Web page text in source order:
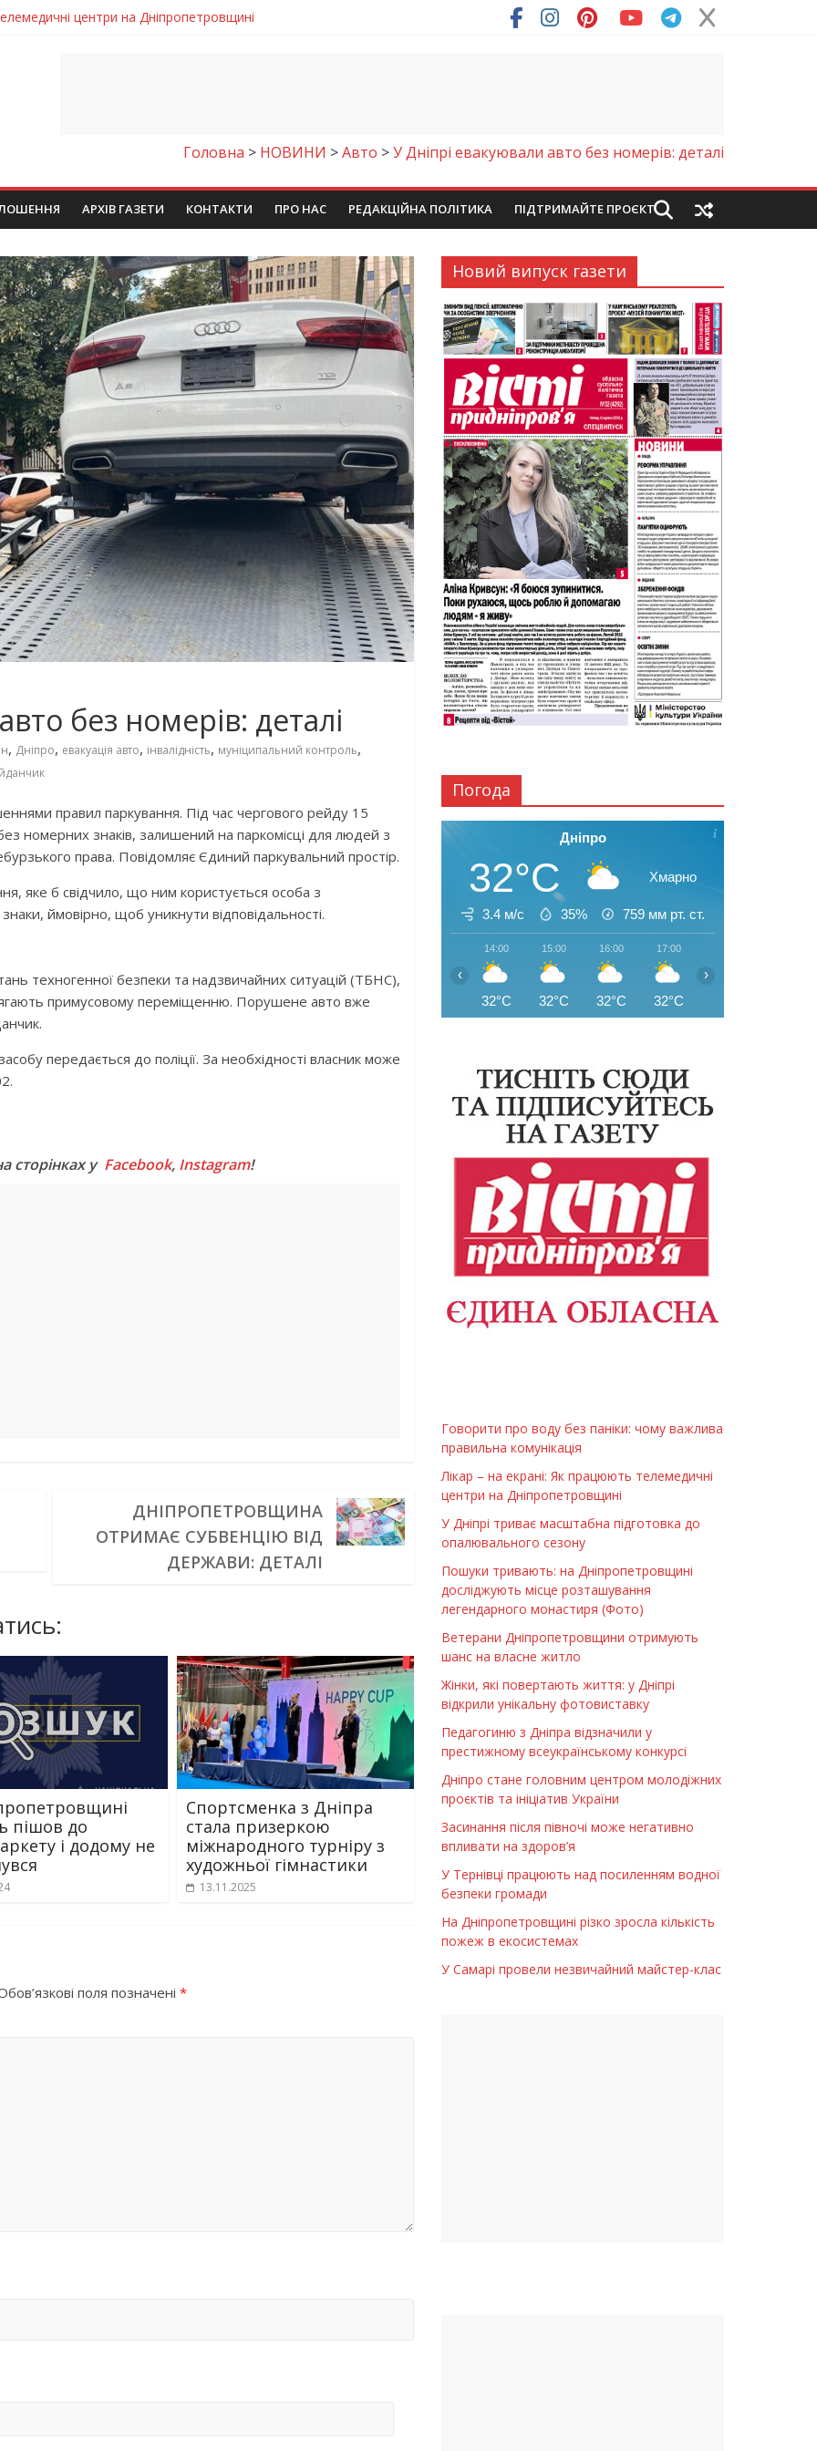
центри на Дніпропетровщині
досліджують місце розташування легендарного монастиря (Фото)
шанс на власне житло
важлива правильна комунікація
Головна > НОВИНИ >Авто >У Дніпрі евакуювали авто без номерів: деталі
АРХІВ ГАЗЕТИ КОНТАКТИ ПРО НАС РЕДАКЦІЙНА ПОЛІТИКА ПІДТРИМАЙТЕ ПРОЄКТ
без номерів: деталі
, Дніпро, евакуація авто, інвалідність, муніципальний контроль,
правил паркування. Під час чергового рейду 15
номерних знаків, залишений на паркомісці для людей з
права. Повідомляє Єдиний паркувальний простір.
яке б свідчило, що ним користується особа з
ймовірно, щоб уникнути відповідальності.
техногенної безпеки та надзвичайних ситуацій (ТБНС),
примусовому переміщенню. Порушене авто вже
передається до поліції. За необхідності власник може
сторінках у Facebook, Instagram!
ДНІПРОПЕТРОВЩИНА
ОТРИМАЄ СУБВЕНЦІЮ ВІД
ДЕРЖАВИ: ДЕТАЛІ
пішов до
і додому не
Спортсменка з Дніпра
стала призеркою
міжнародного турніру з
художньої гімнастики
13.11.2025
поля позначені *
Новий випуск газети
Погода
Дніпро
32°C Хмарно
3.4 м/с 35% 759 мм рт. ст.
14:00
32°C
15:00
32°C
16:00
32°C
17:00
32°C
‹ ›
Говорити про воду без паніки: чому важлива
правильна комунікація
Лікар – на екрані: Як працюють телемедичні
центри на Дніпропетровщині
У Дніпрі триває масштабна підготовка до
опалювального сезону
Пошуки тривають: на Дніпропетровщині
досліджують місце розташування
легендарного монастиря (Фото)
Ветерани Дніпропетровщини отримують
шанс на власне житло
Жінки, які повертають життя: у Дніпрі
відкрили унікальну фотовиставку
Педагогиню з Дніпра відзначили у
престижному всеукраїнському конкурсі
Дніпро стане головним центром молодіжних
проєктів та ініціатив України
Засинання після півночі може негативно
впливати на здоров’я
У Тернівці працюють над посиленням водної
безпеки громади
На Дніпропетровщині різко зросла кількість
пожеж в екосистемах
У Самарі провели незвичайний майстер-клас